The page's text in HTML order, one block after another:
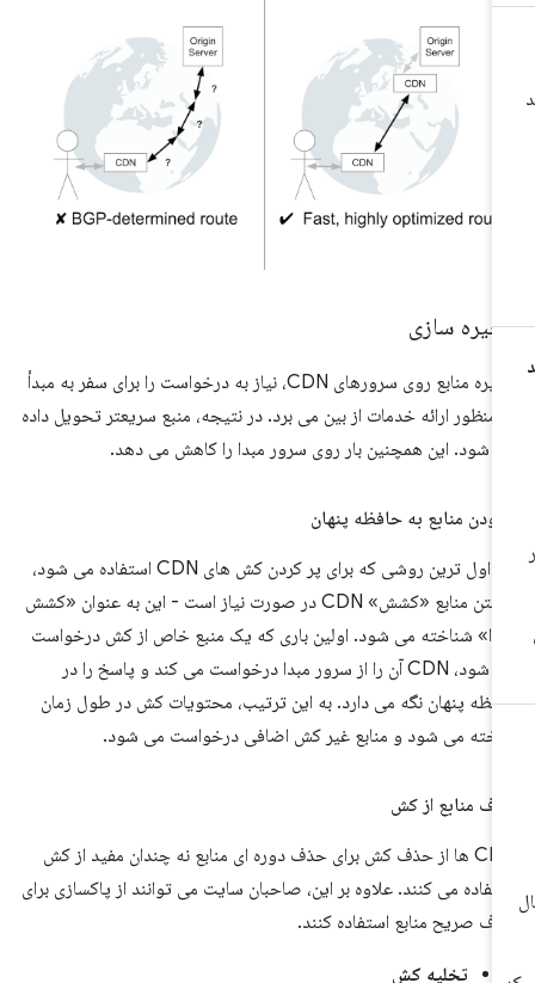
سازی
ذخیره منابع روی سرورهای CDN، نیاز به درخواست را برای سفر به مبدأ
منظور ارائه خدمات از بین می برد. در نتیجه، منبع سریعتر تحویل داده
شود. این همچنین بار روی سرور مبدا را کاهش می دهد.
منابع به حافظه پنهان
متداول ترین روشی که برای پر کردن کش های CDN استفاده می شود،
داشتن منابع «کشش» CDN در صورت نیاز است - این به عنوان «کشش
شناخته می شود. اولین باری که یک منبع خاص از کش درخواست
می شود، CDN آن را از سرور مبدا درخواست می کند و پاسخ را در
پنهان نگه می دارد. به این ترتیب، محتویات کش در طول زمان
می شود و منابع غیر کش اضافی درخواست می شود.
منابع از کش
CDN ها از حذف کش برای حذف دوره ای منابع نه چندان مفید از کش
می کنند. علاوه بر این، صاحبان سایت می توانند از پاکسازی برای
صریح منابع استفاده کنند.
تخلیه کش